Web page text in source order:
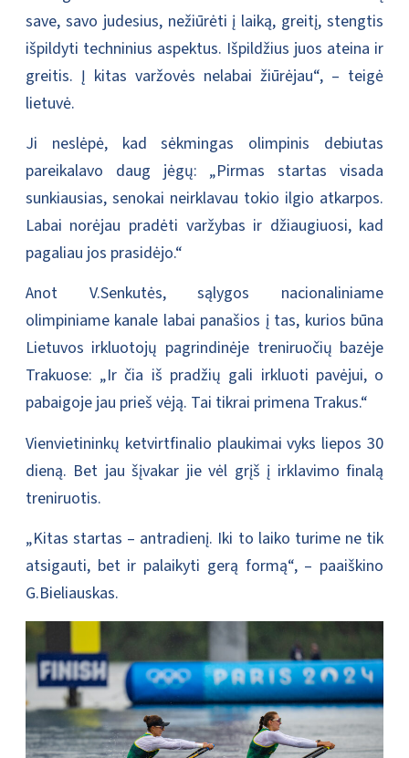
save, savo judesius, nežiūrėti į laiką, greitį, stengtis
išpildyti techninius aspektus. Išpildžius juos ateina ir
greitis. Į kitas varžovės nelabai žiūrėjau“, – teigė
lietuvė.
Ji neslėpė, kad sėkmingas olimpinis debiutas
pareikalavo daug jėgų: „Pirmas startas visada
sunkiausias, senokai neirklavau tokio ilgio atkarpos.
Labai norėjau pradėti varžybas ir džiaugiuosi, kad
pagaliau jos prasidėjo.“
Anot V.Senkutės, sąlygos nacionaliniame
olimpiniame kanale labai panašios į tas, kurios būna
Lietuvos irkluotojų pagrindinėje treniruočių bazėje
Trakuose: „Ir čia iš pradžių gali irkluoti pavėjui, o
pabaigoje jau prieš vėją. Tai tikrai primena Trakus.“
Vienvietininkų ketvirtfinalio plaukimai vyks liepos 30
dieną. Bet jau šįvakar jie vėl grįš į irklavimo finalą
treniruotis.
„Kitas startas – antradienį. Iki to laiko turime ne tik
atsigauti, bet ir palaikyti gerą formą“, – paaiškino
G.Bieliauskas.